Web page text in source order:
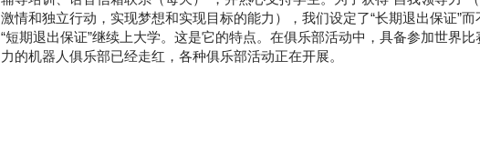
激情和独立行动，实现梦想和实现目标的能力），我们设定了“长期退出保证”而
“短期退出保证”继续上大学。这是它的特点。在俱乐部活动中，具备参加世界比
力的机器人俱乐部已经走红，各种俱乐部活动正在开展。